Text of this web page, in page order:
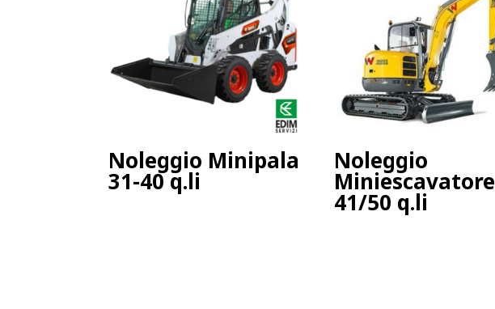
Noleggio Minipala
31-40 q.li
Noleggio
Miniescavatore
41/50 q.li